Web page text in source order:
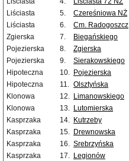
Liściasta
5.
Czereśniowa NŻ
Liściasta
6. Cm. Radogoszcz
Zgierska
7. Biegańskiego
Pojezierska
8. Zgierska
Pojezierska
9. Sierakowskiego
Hipoteczna
10. Pojezierska
Hipoteczna
11. Olsztyńska
Klonowa
12. Limanowskiego
Klonowa
13. Lutomierska
Kasprzaka
14. Kutrzeby
Kasprzaka
15. Drewnowska
Kasprzaka
16. Srebrzyńska
Kasprzaka
17. Legionów